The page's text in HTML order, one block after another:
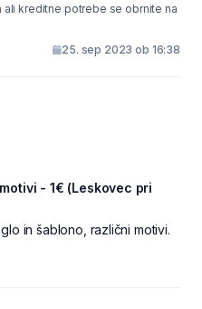
ali kreditne potrebe se obrnite na
25. sep 2023 ob 16:38
- 1€ (Leskovec pri
in šablono, različni motivi.